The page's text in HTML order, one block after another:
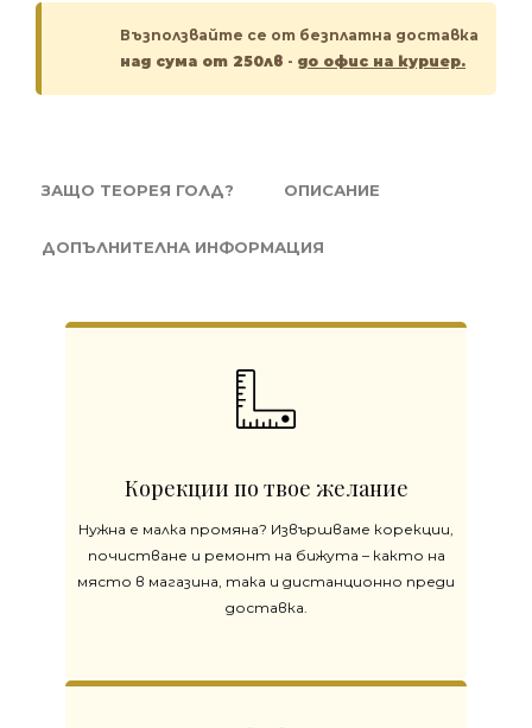
Възползвайте се от безплатна доставка
над сума от 250лв - до офис на куриер.
ЗАЩО ТЕОРЕЯ ГОЛД? ОПИСАНИЕ
ДОПЪЛНИТЕЛНА ИНФОРМАЦИЯ
Корекции по твое желание
Нужна е малка промяна? Извършваме корекции,
почистване и ремонт на бижута – както на
място в магазина, така и дистанционно преди
доставка.